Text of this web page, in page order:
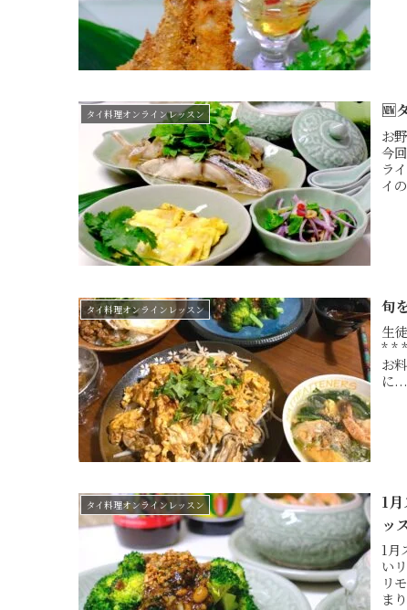
タイ料理オンラインレッスン 🆕
お
今
ラ
イ
タイ料理オンラインレッスン 旬
生
* *
お
に...
タイ料理オンラインレッスン
1
ッ
1月
い
リ
ま